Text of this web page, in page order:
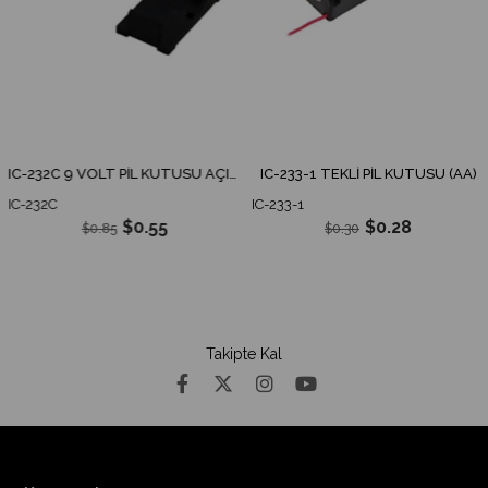
IC-232C 9 VOLT PİL KUTUSU AÇIK JAKSIZ
IC-232C
$0.55
$0.85
IC-233-1 TEKLİ PİL KUTUSU (AA)
IC-233-1
$0.28
$0.30
Takipte Kal